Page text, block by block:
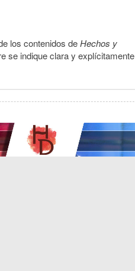
los contenidos deHechos y
se indique clara y explícitamente